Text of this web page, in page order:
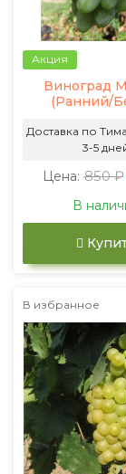
Акция
Виноград
(Ранний/
Доставка по
3-5
Цена: 850 ₽
В
В избранное